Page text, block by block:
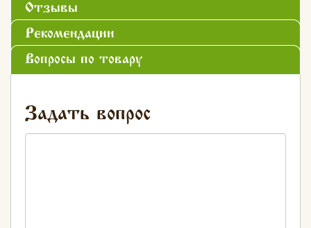
Отзывы
Рекомендации
Вопросы по товару
Задать вопрос